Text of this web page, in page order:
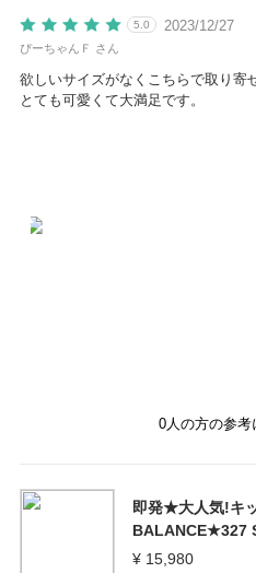
2023/12/27
5.0
ぴーちゃんＦ さん
欲しいサイズがなくこちらで取り寄
とても可愛くて大満足です。
0人の方の参
即発★大人気!キ
BALANCE★327
¥ 15,980